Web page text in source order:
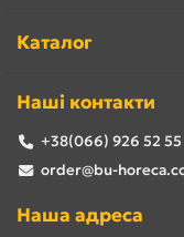
Каталог
Наші контакти
+38(066) 926 52 55
order@bu-
Наша адреса